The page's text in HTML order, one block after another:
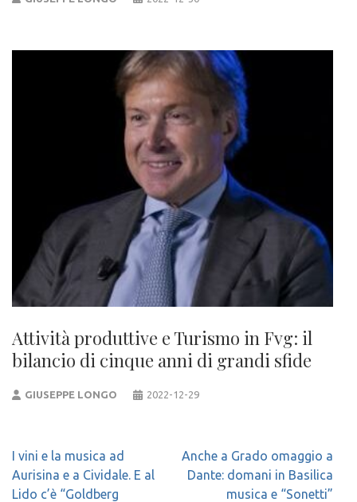
Attività produttive e Turismo in Fvg: il
bilancio di cinque anni di grandi sfide
GIUSEPPE LONGO 2022-12-29
Navigazione
articoli
I vini e la musica ad
Aurisina e a Cividale. E al
Lido c’è “Goldberg
Anche a Grado omaggio a
Dante: domani in Basilica
musica e “Sonetti”